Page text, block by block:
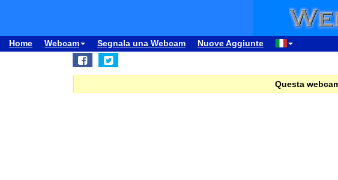
Home Webcam Segnala una Webcam Nuove Aggiunte
Questa